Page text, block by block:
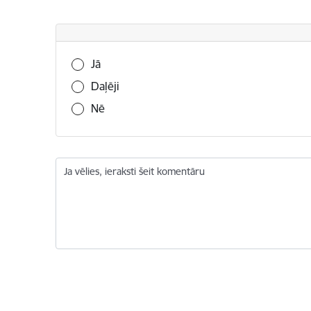
Vai šī informācija bija noderīga?
Jā
Daļēji
Nē
Ja vēlies, ieraksti šeit komentāru